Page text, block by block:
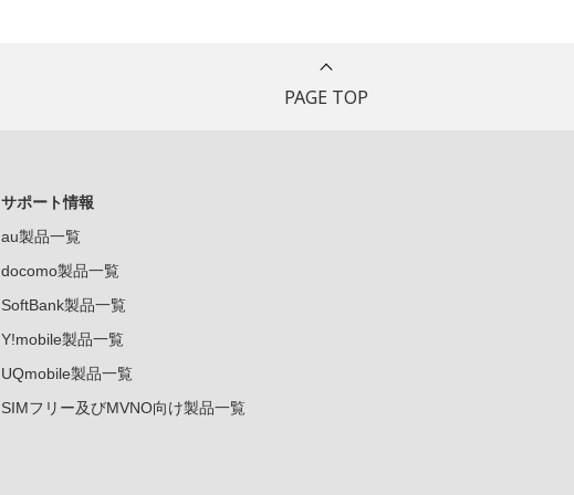
PAGE TOP
サポート情報
au製品一覧
docomo製品一覧
SoftBank製品一覧
Y!mobile製品一覧
UQmobile製品一覧
SIMフリー及びMVNO向け製品一覧